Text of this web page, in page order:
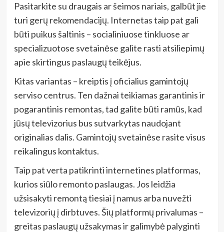
Pasitarkite su draugais ar šeimos nariais, galbūt jie
turi gerų rekomendacijų. Internetas taip pat gali
būti puikus šaltinis – socialiniuose tinkluose ar
specializuotose svetainėse galite rasti atsiliepimų
apie skirtingus paslaugų teikėjus.
Kitas variantas – kreiptis į oficialius gamintojų
serviso centrus. Ten dažnai teikiamas garantinis ir
pogarantinis remontas, tad galite būti ramūs, kad
jūsų televizorius bus sutvarkytas naudojant
originalias dalis. Gamintojų svetainėse rasite visus
reikalingus kontaktus.
Taip pat verta patikrinti internetines platformas,
kurios siūlo remonto paslaugas. Jos leidžia
užsisakyti remontą tiesiai į namus arba nuvežti
televizorių į dirbtuves. Šių platformų privalumas –
greitas paslaugų užsakymas ir galimybė palyginti